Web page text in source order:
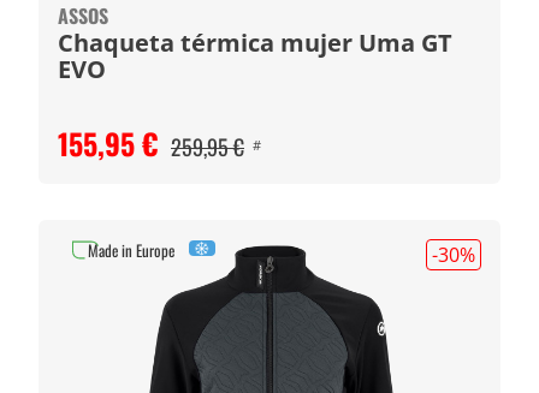
ASSOS
Chaqueta térmica mujer Uma GT
EVO
155,95 € 259,95 € #
-30%
Made in Europe